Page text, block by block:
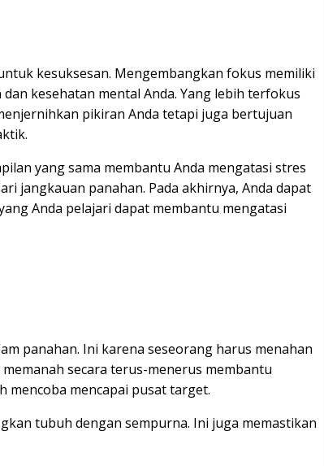
kesuksesan. Mengembangkan fokus memiliki
kesehatan mental Anda. Yang lebih terfokus
pikiran Anda tetapi juga bertujuan
yang sama membantu Anda mengatasi stres
jangkauan panahan. Pada akhirnya, Anda dapat
Anda pelajari dapat membantu mengatasi
panahan. Ini karena seseorang harus menahan
secara terus-menerus membantu
mencoba mencapai pusat target.
tubuh dengan sempurna. Ini juga memastikan